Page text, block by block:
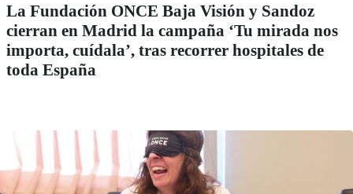
La Fundación ONCE Baja Visión y Sandoz
cierran en Madrid la campaña ‘Tu mirada nos
importa, cuídala’, tras recorrer hospitales de
toda España